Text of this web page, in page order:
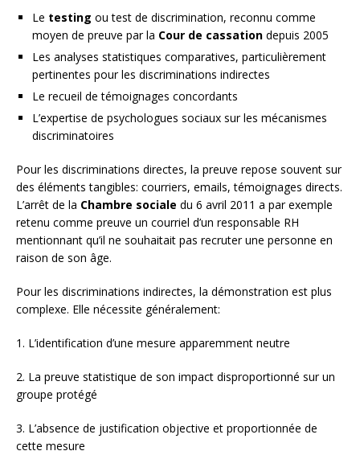
Le testing ou test de discrimination, reconnu comme
moyen de preuve par la Cour de cassation depuis 2005
Les analyses statistiques comparatives, particulièrement
pertinentes pour les discriminations indirectes
Le recueil de témoignages concordants
L’expertise de psychologues sociaux sur les mécanismes
discriminatoires
Pour les discriminations directes, la preuve repose souvent sur
des éléments tangibles: courriers, emails, témoignages directs.
L’arrêt de la Chambre sociale du 6 avril 2011 a par exemple
retenu comme preuve un courriel d’un responsable RH
mentionnant qu’il ne souhaitait pas recruter une personne en
raison de son âge.
Pour les discriminations indirectes, la démonstration est plus
complexe. Elle nécessite généralement:
1. L’identification d’une mesure apparemment neutre
2. La preuve statistique de son impact disproportionné sur un
groupe protégé
3. L’absence de justification objective et proportionnée de
cette mesure